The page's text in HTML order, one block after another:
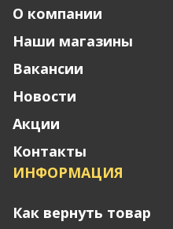
О компании
Наши магазины
Вакансии
Новости
Акции
Контакты
ИНФОРМАЦИЯ
Как вернуть товар